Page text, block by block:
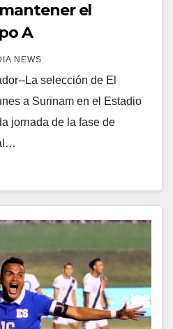
el
A
NEWS
La selección de El
a Surinam en el Estadio
jornada de la fase de